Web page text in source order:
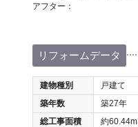
アフター：
リフォームデータ
建物種別
戸建て
築年数
築27年
総工事面積
約60.44m